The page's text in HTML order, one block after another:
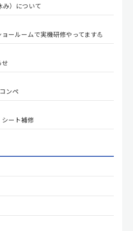
み）について
ョールームで実機研修やってます💪
せ
ンペ
ート補修